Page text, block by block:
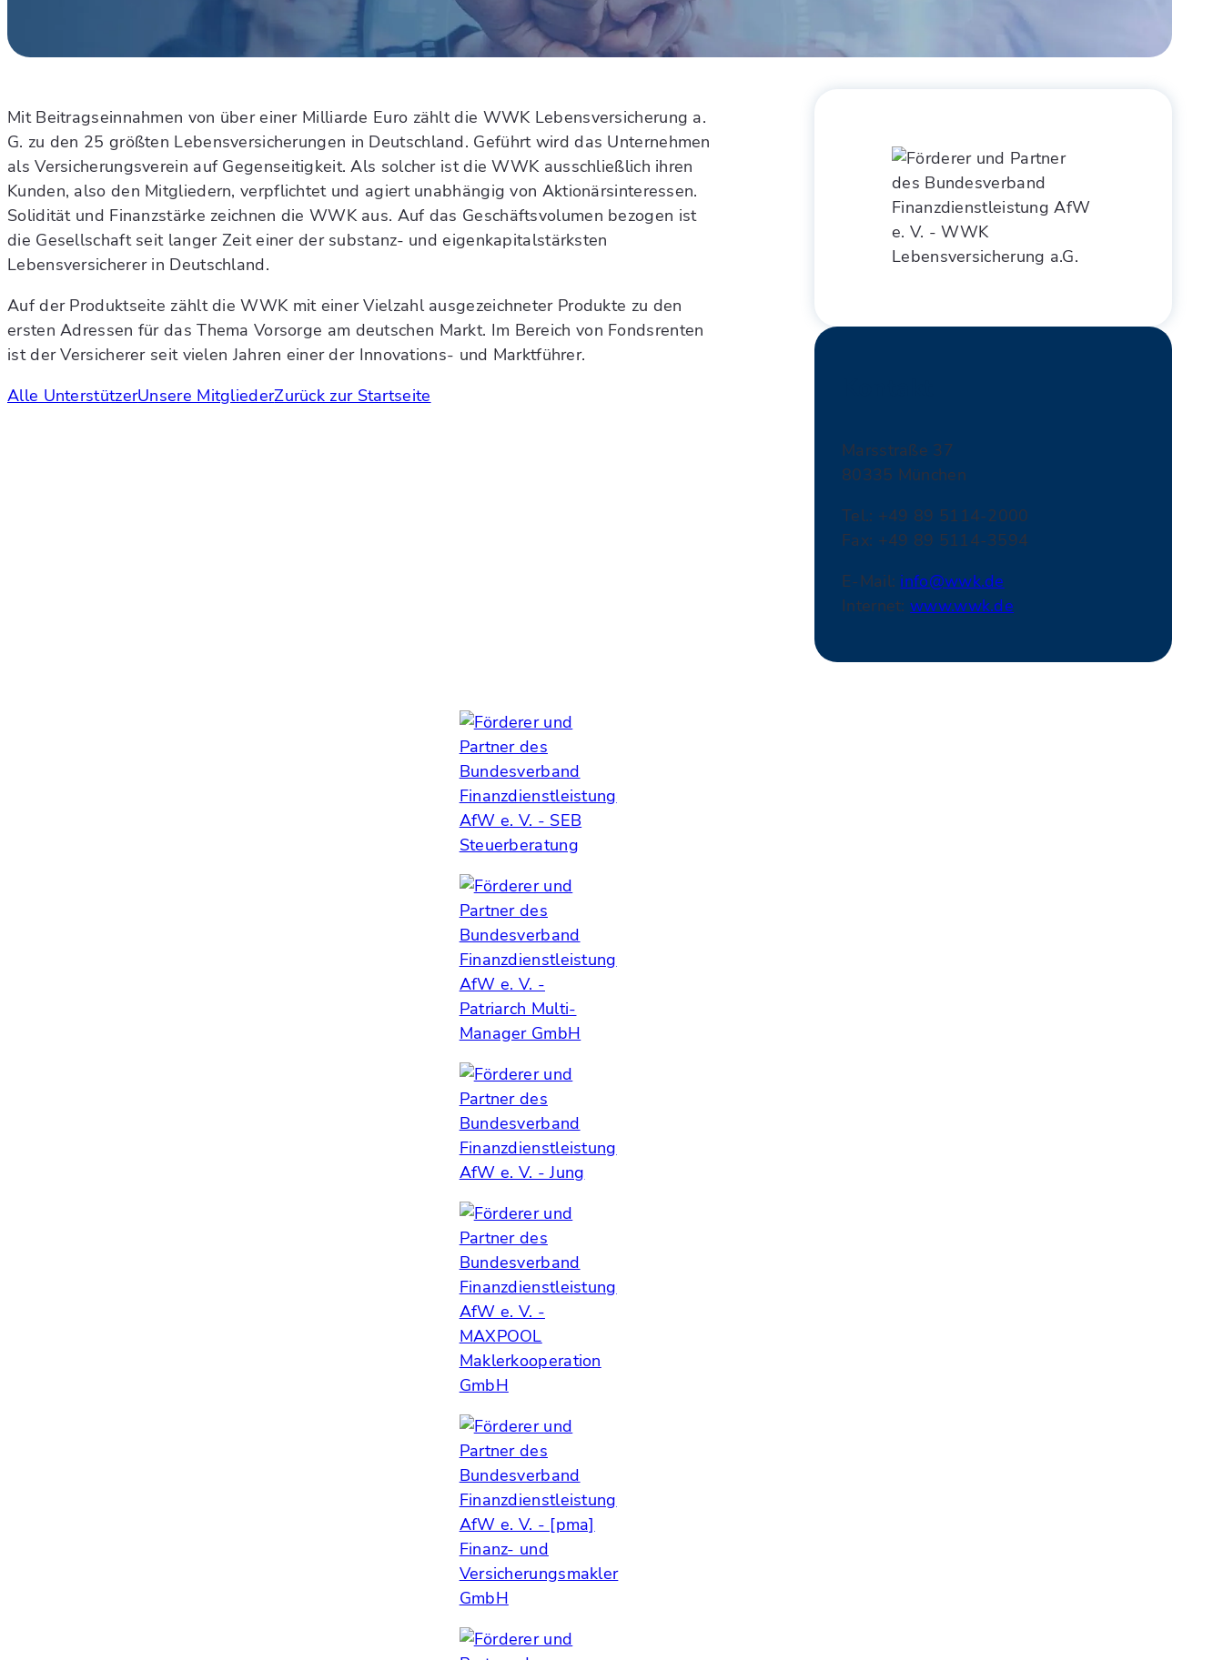
Mit Beitragseinnahmen von über einer Milliarde Euro zählt die WWK Lebensversicherung a.
G. zu den 25 größten Lebensversicherungen in Deutschland. Geführt wird das Unternehmen
als Versicherungsverein auf Gegenseitigkeit. Als solcher ist die WWK ausschließlich ihren
Kunden, also den Mitgliedern, verpflichtet und agiert unabhängig von Aktionärsinteressen.
Solidität und Finanzstärke zeichnen die WWK aus. Auf das Geschäftsvolumen bezogen ist
die Gesellschaft seit langer Zeit einer der substanz- und eigenkapitalstärksten
Lebensversicherer in Deutschland.
Auf der Produktseite zählt die WWK mit einer Vielzahl ausgezeichneter Produkte zu den
ersten Adressen für das Thema Vorsorge am deutschen Markt. Im Bereich von Fondsrenten
ist der Versicherer seit vielen Jahren einer der Innovations- und Marktführer.
Alle UnterstützerUnsere MitgliederZurück zur Startseite
Marsstraße 37
80335 München
Tel.: +49 89 5114-2000
Fax: +49 89 5114-3594
E-Mail: info@wwk.de
Internet:www.wwk.de